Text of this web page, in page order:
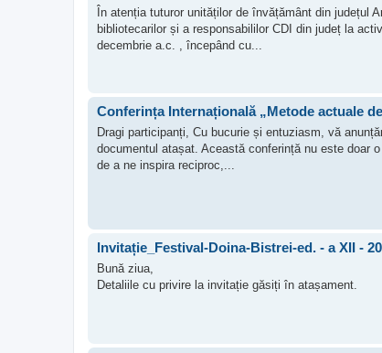
În atenția tuturor unităților de învățământ din județul
bibliotecarilor și a responsabililor CDI din județ la
decembrie a.c. , începând cu...
Conferința Internațională „Metode actuale
Dragi participanți, Cu bucurie și entuziasm, vă
documentul atașat. Această conferință nu este doar
de a ne inspira reciproc,...
Invitație_Festival-Doina-Bistrei-ed. - a XII -
Bună ziua,
Detaliile cu privire la invitație găsiți în atașament.